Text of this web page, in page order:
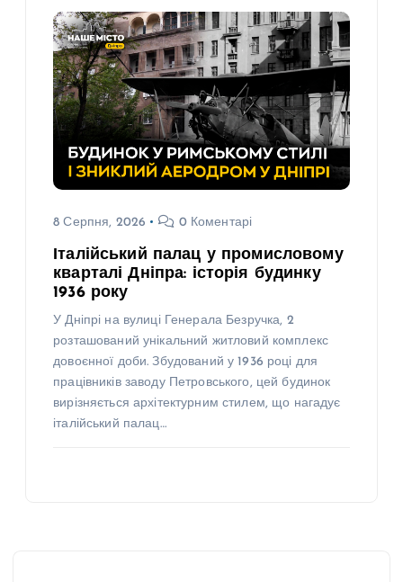
8 Серпня, 2026 0 Коментарі
Італійський палац у промисловому
кварталі Дніпра: історія будинку
1936 року
У Дніпрі на вулиці Генерала Безручка, 2
розташований унікальний житловий комплекс
довоєнної доби. Збудований у 1936 році для
працівників заводу Петровського, цей будинок
вирізняється архітектурним стилем, що нагадує
італійський палац…